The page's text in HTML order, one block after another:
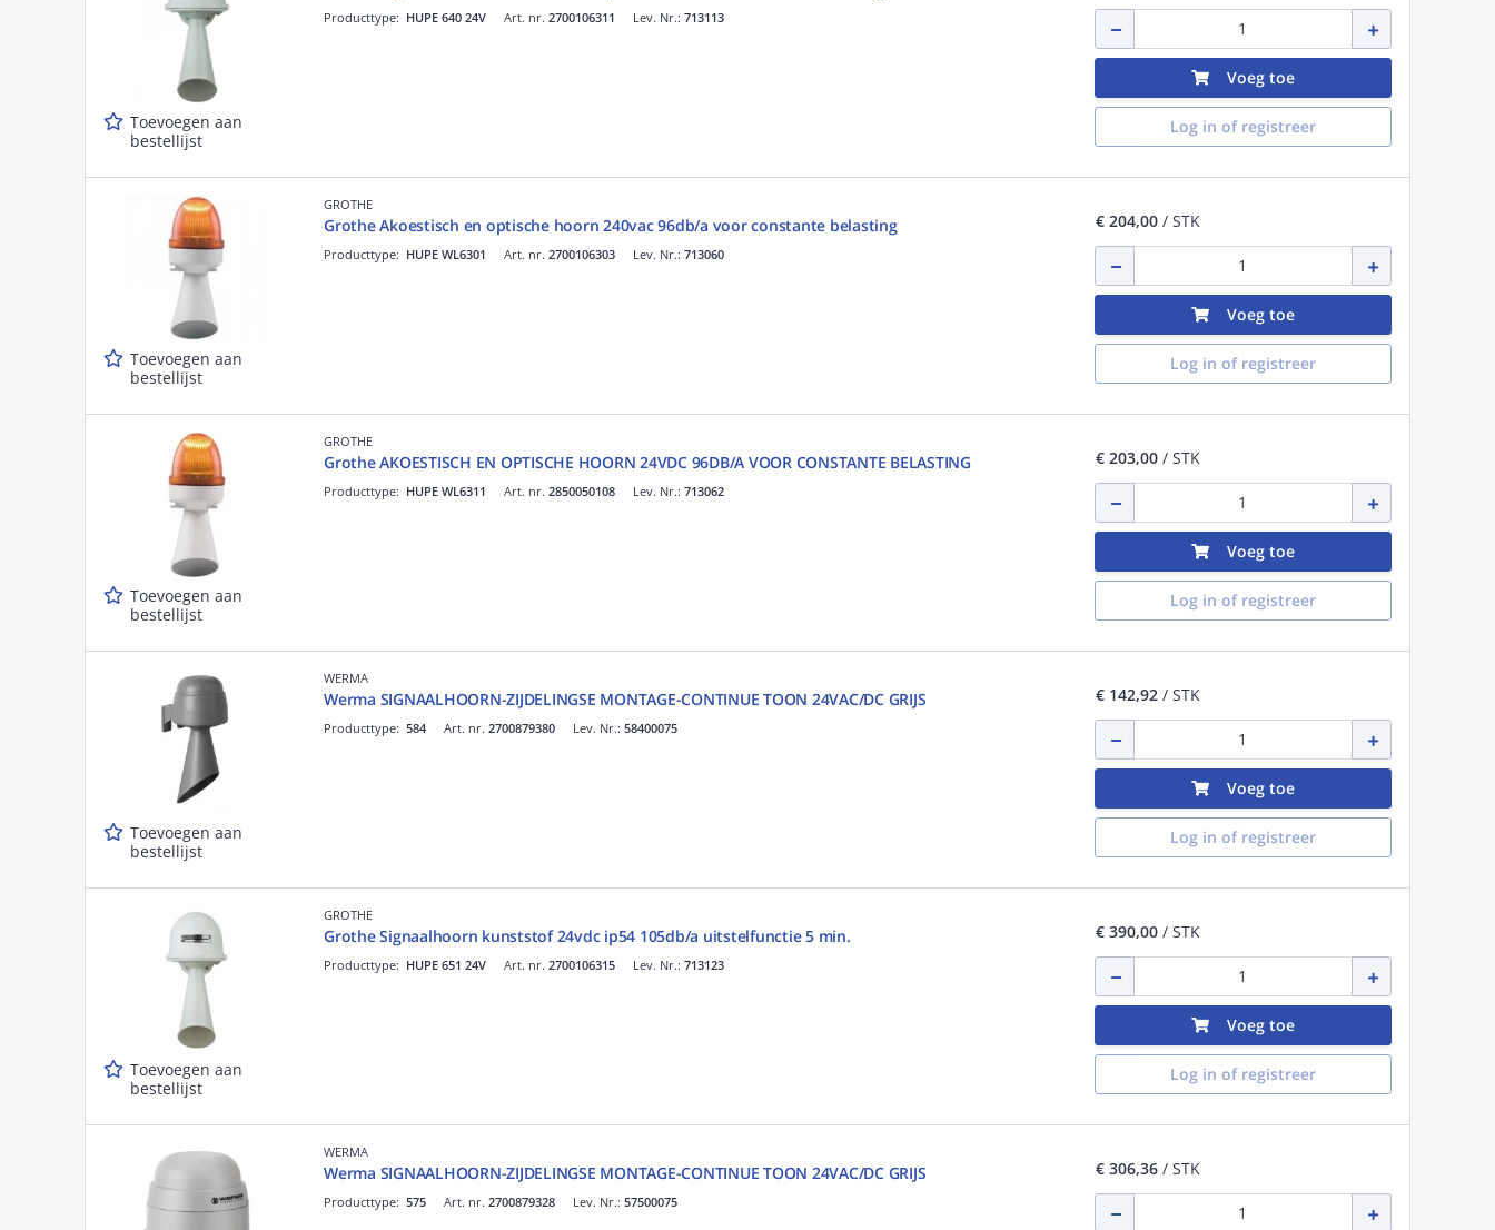
Toevoegen aan
bestellijst
Art. nr. 2700106311
Producttype: HUPE 640 24V Lev. Nr.: 713113
Voeg toe
Log in of registreer
Toevoegen aan
bestellijst
GROTHE
Grothe Akoestisch en optische hoorn 240vac 96db/a voor constante belasting
Art. nr. 2700106303
Producttype: HUPE WL6301 Lev. Nr.: 713060
€ 204,00/ STK
Voeg toe
Log in of registreer
Toevoegen aan
bestellijst
GROTHE
Grothe AKOESTISCH EN OPTISCHE HOORN 24VDC 96DB/A VOOR CONSTANTE BELASTING
Art. nr. 2850050108
Producttype: HUPE WL6311 Lev. Nr.: 713062
€ 203,00/ STK
Voeg toe
Log in of registreer
Toevoegen aan
bestellijst
WERMA
Werma SIGNAALHOORN-ZIJDELINGSE MONTAGE-CONTINUE TOON 24VAC/DC GRIJS
Art. nr. 2700879380
Producttype: 584 Lev. Nr.: 58400075
€ 142,92/ STK
Voeg toe
Log in of registreer
Toevoegen aan
bestellijst
GROTHE
Grothe Signaalhoorn kunststof 24vdc ip54 105db/a uitstelfunctie 5 min.
Art. nr. 2700106315
Producttype: HUPE 651 24V Lev. Nr.: 713123
€ 390,00/ STK
Voeg toe
Log in of registreer
WERMA
Werma SIGNAALHOORN-ZIJDELINGSE MONTAGE-CONTINUE TOON 24VAC/DC GRIJS
Art. nr. 2700879328
Producttype: 575 Lev. Nr.: 57500075
€ 306,36/ STK